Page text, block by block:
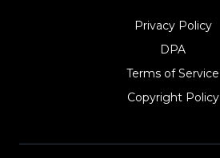
Privacy Policy
DPA
Terms of Service
Copyright Policy‎